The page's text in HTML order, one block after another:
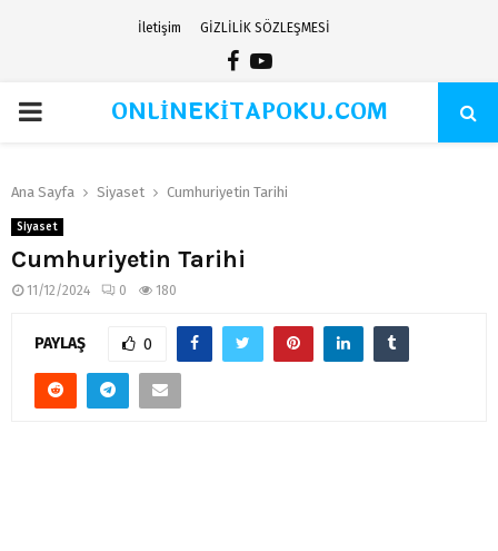
İletişim GİZLİLİK SÖZLEŞMESİ
Facebook
Youtube
PRIMARYONLİNEKİTAPOKU.COM
Ana Sayfa Siyaset Cumhuriyetin Tarihi
Siyaset
Cumhuriyetin Tarihi
11/12/2024 0 180
PAYLAŞ 0